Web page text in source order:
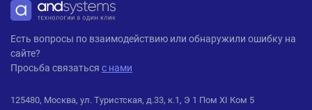
ANDPRO
Есть вопросы по взаимодействию или обнаружили ошибку на
сайте?
Просьба связаться с нами
125480, Москва, ул. Туристская, д.33, к.1, Э 1 Пом XI Ком 5